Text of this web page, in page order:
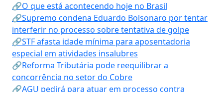
🔗O que está acontecendo hoje no Brasil
🔗Supremo condena Eduardo Bolsonaro por tentar
interferir no processo sobre tentativa de golpe
🔗STF afasta idade mínima para aposentadoria
especial em atividades insalubres
🔗Reforma Tributária pode reequilibrar a
concorrência no setor do Cobre
🔗AGU pedirá para atuar em processo contra